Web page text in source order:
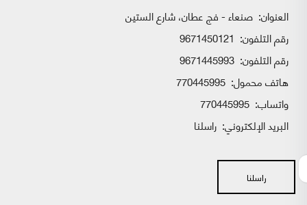
العنوان: صنعاء - فج عطان، شارع الستين
رقم التلفون: 9671450121
رقم التلفون: 9671445993
هاتف محمول: 770445995
واتساب:
البريد الإلكتروني: راسلنا
راسلنا